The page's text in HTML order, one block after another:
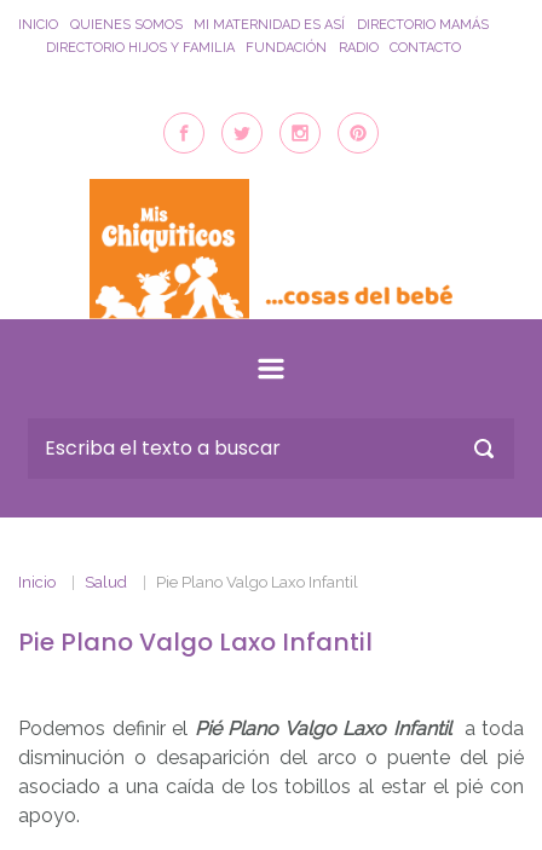
Saltar al contenido principal
INICIO QUIENES SOMOS MI MATERNIDAD ES ASÍ
DIRECTORIO MAMÁS
DIRECTORIO HIJOS Y FAMILIA
FUNDACIÓN RADIO CONTACTO
Inicio Salud Pie Plano Valgo Laxo Infantil
Pie Plano Valgo Laxo Infantil
Podemos definir el Pié Plano Valgo Laxo Infantil a toda
disminución o desaparición del arco o puente del pié
asociado a una caída de los tobillos al estar el pié con
apoyo.